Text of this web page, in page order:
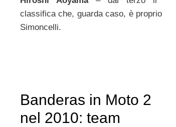
classifica che, guarda caso, è proprio
Simoncelli.
Banderas in Moto 2
nel 2010: team